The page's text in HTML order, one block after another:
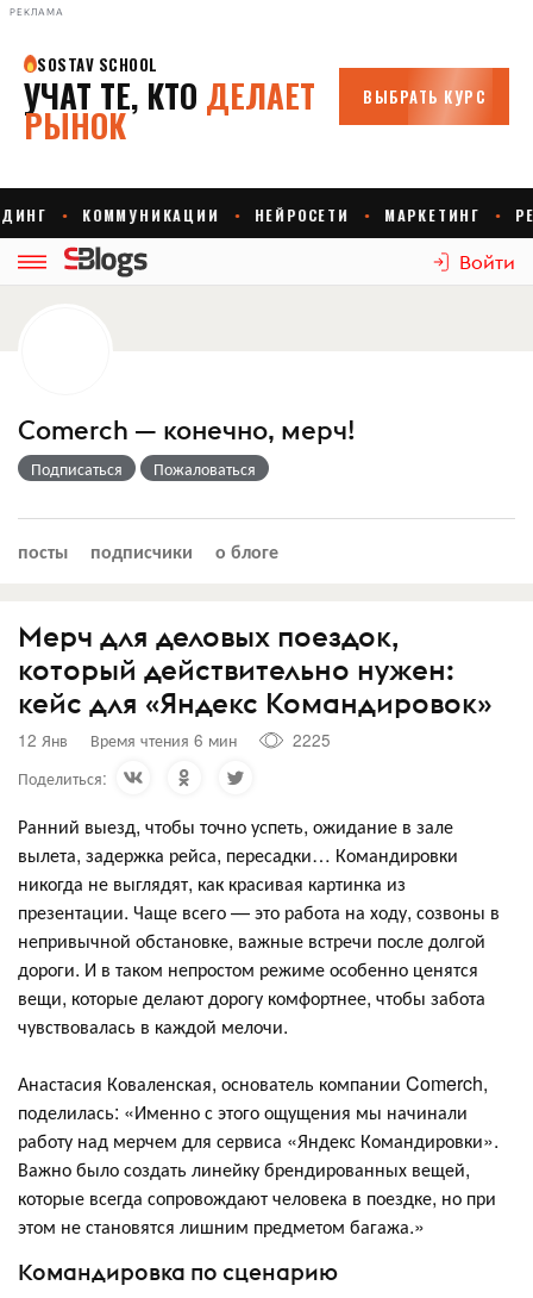
РЕКЛАМА
Войти
Comerch — конечно, мерч!
Подписаться Пожаловаться
посты подписчики о блоге
Мерч для деловых поездок,
который действительно нужен:
кейс для «Яндекс Командировок»
12 Янв Время чтения 6 мин
2225
Поделиться:
Ранний выезд, чтобы точно успеть, ожидание в зале
вылета, задержка рейса, пересадки… Командировки
никогда не выглядят, как красивая картинка из
презентации. Чаще всего — это работа на ходу, созвоны в
непривычной обстановке, важные встречи после долгой
дороги. И в таком непростом режиме особенно ценятся
вещи, которые делают дорогу комфортнее, чтобы забота
чувствовалась в каждой мелочи.
Анастасия Коваленская, основатель компании Comerch,
поделилась: «Именно с этого ощущения мы начинали
работу над мерчем для сервиса «Яндекс Командировки».
Важно было создать линейку брендированных вещей,
которые всегда сопровождают человека в поездке, но при
этом не становятся лишним предметом багажа.»
Командировка по сценарию